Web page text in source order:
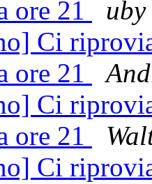
ore 21
Ci
ore 21
Ci
ore 21
Ci